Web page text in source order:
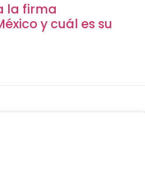
la firma
y cuál es su